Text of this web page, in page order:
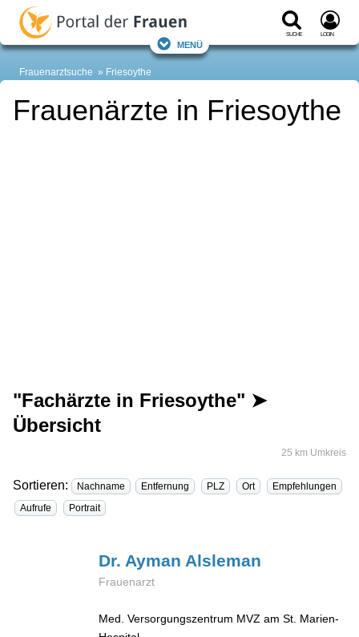
Suche Login
Menü
Frauenarztsuche Friesoythe
Frauenärzte in Friesoythe
"Fachärzte in Friesoythe" ➤
Übersicht
25 km Umkreis
Sortieren: Nachname Entfernung PLZ Ort
Empfehlungen
Aufrufe
Portrait
Dr. Ayman Alsleman
Frauenarzt
Med. Versorgungszentrum MVZ am St. Marien-